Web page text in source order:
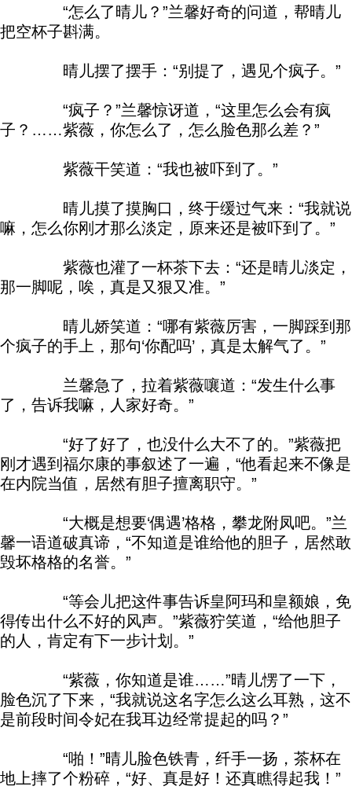
“怎么了晴儿？”兰馨好奇的问道，帮晴儿
把空杯子斟满。
晴儿摆了摆手：“别提了，遇见个疯子。”
“疯子？”兰馨惊讶道，“这里怎么会有疯
子？……紫薇，你怎么了，怎么脸色那么差？”
紫薇干笑道：“我也被吓到了。”
晴儿摸了摸胸口，终于缓过气来：“我就说
嘛，怎么你刚才那么淡定，原来还是被吓到了。”
紫薇也灌了一杯茶下去：“还是晴儿淡定，
那一脚呢，唉，真是又狠又准。”
晴儿娇笑道：“哪有紫薇厉害，一脚踩到那
个疯子的手上，那句‘你配吗’，真是太解气了。”
兰馨急了，拉着紫薇嚷道：“发生什么事
了，告诉我嘛，人家好奇。”
“好了好了，也没什么大不了的。”紫薇把
刚才遇到福尔康的事叙述了一遍，“他看起来不像是
在内院当值，居然有胆子擅离职守。”
“大概是想要‘偶遇’格格，攀龙附凤吧。”兰
馨一语道破真谛，“不知道是谁给他的胆子，居然敢
毁坏格格的名誉。”
“等会儿把这件事告诉皇阿玛和皇额娘，免
得传出什么不好的风声。”紫薇狞笑道，“给他胆子
的人，肯定有下一步计划。”
“紫薇，你知道是谁……”晴儿愣了一下，
脸色沉了下来，“我就说这名字怎么这么耳熟，这不
是前段时间令妃在我耳边经常提起的吗？”
“啪！”晴儿脸色铁青，纤手一扬，茶杯在
地上摔了个粉碎，“好、真是好！还真瞧得起我！”